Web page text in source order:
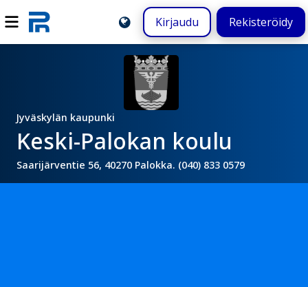
Kirjaudu Rekisteröidy
Jyväskylän kaupunki
Keski-Palokan koulu
Saarijärventie 56, 40270 Palokka. (040) 833 0579